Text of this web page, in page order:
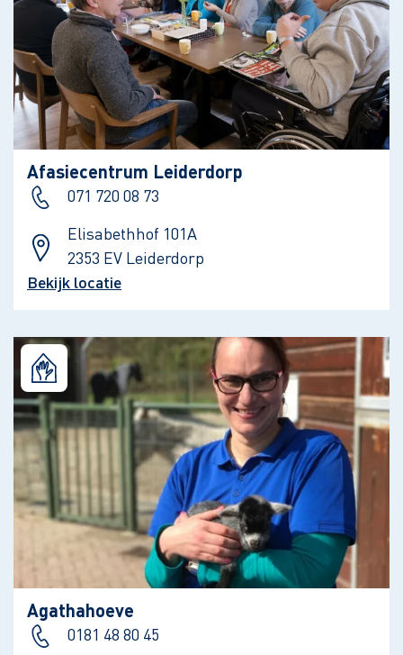
Afasiecentrum Leiderdorp
071 720 08 73
Elisabethhof 101A
2353 EV Leiderdorp
Bekijk locatie
Agathahoeve
0181 48 80 45